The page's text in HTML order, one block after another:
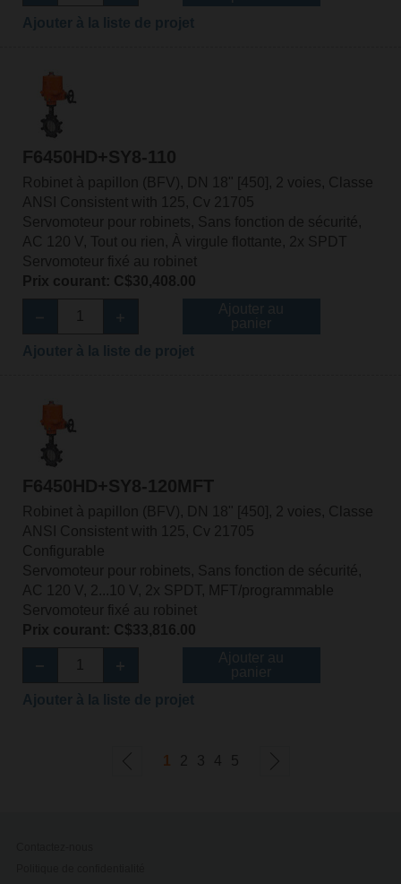
F6450HD+SY8-110
Robinet à papillon (BFV), DN 18" [450], 2 voies, Classe
ANSI Consistent with 125, Cv 21705
Servomoteur pour robinets, Sans fonction de sécurité,
AC 120 V, Tout ou rien, À virgule flottante, 2x SPDT
Servomoteur fixé au robinet
Prix courant: C$30,408.00
F6450HD+SY8-120MFT
Robinet à papillon (BFV), DN 18" [450], 2 voies, Classe
ANSI Consistent with 125, Cv 21705
Configurable
Servomoteur pour robinets, Sans fonction de sécurité,
AC 120 V, 2...10 V, 2x SPDT, MFT/programmable
Servomoteur fixé au robinet
Prix courant: C$33,816.00
1 2 3 4 5